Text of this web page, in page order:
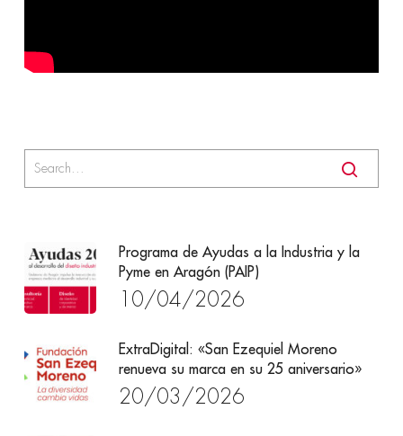
Programa de Ayudas a la Industria y la
Pyme en Aragón (PAIP)
10/04/2026
ExtraDigital: «San Ezequiel Moreno
renueva su marca en su 25 aniversario»
20/03/2026